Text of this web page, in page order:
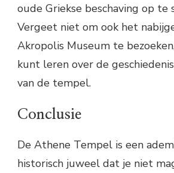
oude Griekse beschaving op te
Vergeet niet om ook het
Akropolis Museum te
kunt leren over de
van de tempel.
Conclusie
De Athene Tempel is een
historisch juweel dat je niet